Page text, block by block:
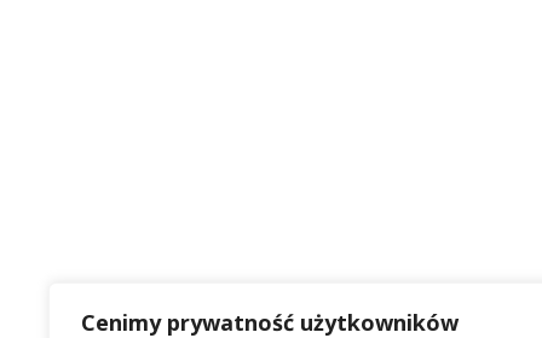
Cenimy prywatność użytkowników